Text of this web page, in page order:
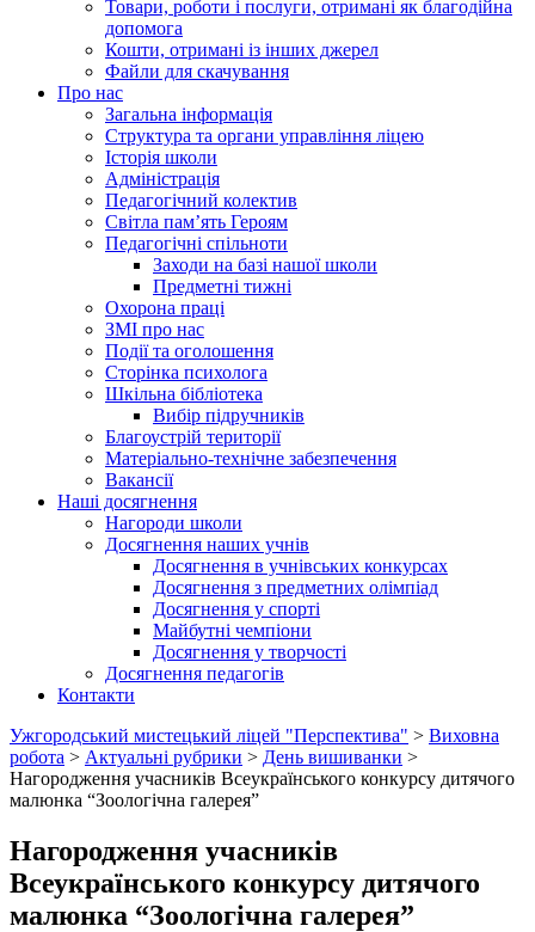
Товари, роботи і послуги, отримані як благодійна
допомога
Кошти, отримані із інших джерел
Файли для скачування
Про нас
Загальна інформація
Структура та органи управління ліцею
Історія школи
Адміністрація
Педагогічний колектив
Світла пам’ять Героям
Педагогічні спільноти
Заходи на базі нашої школи
Предметні тижні
Охорона праці
ЗМІ про нас
Події та оголошення
Сторінка психолога
Шкільна бібліотека
Вибір підручників
Благоустрій території
Матеріально-технічне забезпечення
Вакансії
Наші досягнення
Нагороди школи
Досягнення наших учнів
Досягнення в учнівських конкурсах
Досягнення з предметних олімпіад
Досягнення у спорті
Майбутні чемпіони
Досягнення у творчості
Досягнення педагогів
Контакти
Ужгородський мистецький ліцей "Перспектива" > Виховна
робота > Актуальні рубрики > День вишиванки >
Нагородження учасників Всеукраїнського конкурсу дитячого
малюнка “Зоологічна галерея”
Нагородження учасників
Всеукраїнського конкурсу дитячого
малюнка “Зоологічна галерея”